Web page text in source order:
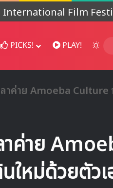
รบรอบ 4 ปี
PICKS! PLAY!
ลาค่าย Amoeba
าค่าย
หม่ด้วยตัว